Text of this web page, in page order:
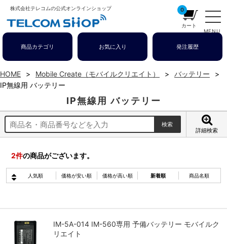
株式会社テレコムの公式オンラインショップ
MENU
0
カート
商品カテゴリ お気に入り 発注履歴
HOME Mobile Create（モバイルクリエイト）
バッテリー
IP無線用 バッテリー
IP無線用 バッテリー
詳細検索
2件の商品がございます。
人気順 価格が安い順 価格が高い順 新着順 商品名順
IM-5A-014 IM-560専用 予備バッテリー モバイルク
リエイト